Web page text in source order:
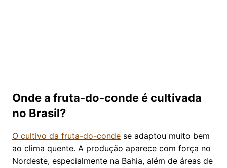
Onde a fruta-do-conde é cultivada
no Brasil?
O cultivo da fruta-do-conde se adaptou muito bem
ao clima quente. A produção aparece com força no
Nordeste, especialmente na Bahia, além de áreas de